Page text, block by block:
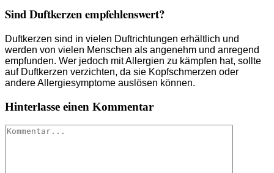
Sind Duftkerzen empfehlenswert?
Duftkerzen sind in vielen Duftrichtungen erhältlich und
werden von vielen Menschen als angenehm und anregend
empfunden. Wer jedoch mit Allergien zu kämpfen hat, sollte
auf Duftkerzen verzichten, da sie Kopfschmerzen oder
andere Allergiesymptome auslösen können.
Hinterlasse einen Kommentar
Kommentar